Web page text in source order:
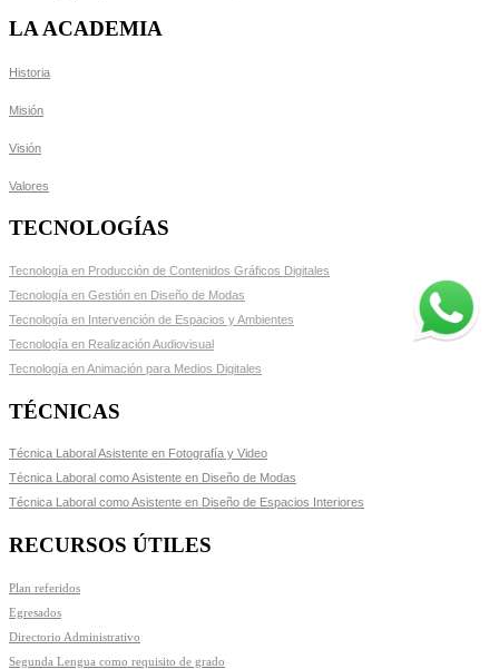
LA ACADEMIA
Historia
Misión
Visión
Valores
TECNOLOGÍAS
Tecnología en Producción de Contenidos Gráficos Digitales
Tecnología en Gestión en Diseño de Modas
Tecnología en Intervención de Espacios y Ambientes
Tecnología en Realización Audiovisual
Tecnología en Animación para Medios Digitales
TÉCNICAS
Técnica Laboral Asistente en Fotografía y Video
Técnica Laboral como Asistente en Diseño de Modas
Técnica Laboral como Asistente en Diseño de Espacios Interiores
RECURSOS ÚTILES
Plan referidos
Egresados
Directorio Administrativo
Segunda Lengua como requisito de grado